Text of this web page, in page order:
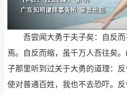
吾尝闻大勇于夫子矣：自反而
焉。自反而缩，虽千万人吾往矣
子那里听到过关于大勇的道理：
使对普通百姓，我也不去恐吓。